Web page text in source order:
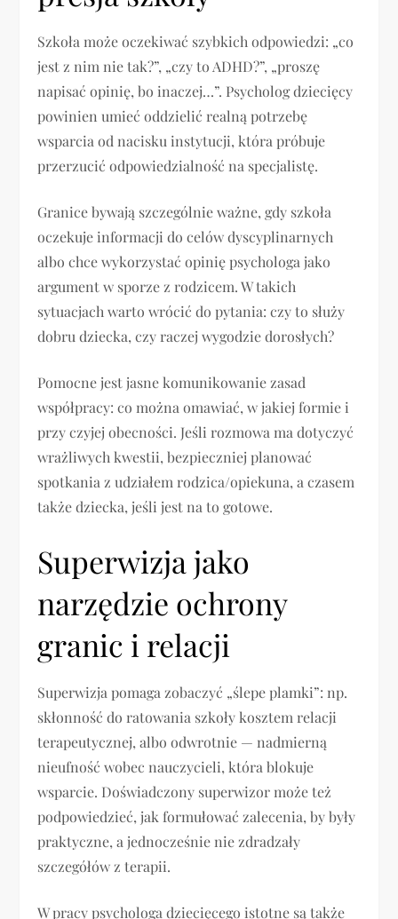
Szkoła może oczekiwać szybkich odpowiedzi: „co
jest z nim nie tak?”, „czy to ADHD?”, „proszę
napisać opinię, bo inaczej…”. Psycholog dziecięcy
powinien umieć oddzielić realną potrzebę
wsparcia od nacisku instytucji, która próbuje
przerzucić odpowiedzialność na specjalistę.
Granice bywają szczególnie ważne, gdy szkoła
oczekuje informacji do celów dyscyplinarnych
albo chce wykorzystać opinię psychologa jako
argument w sporze z rodzicem. W takich
sytuacjach warto wrócić do pytania: czy to służy
dobru dziecka, czy raczej wygodzie dorosłych?
Pomocne jest jasne komunikowanie zasad
współpracy: co można omawiać, w jakiej formie i
przy czyjej obecności. Jeśli rozmowa ma dotyczyć
wrażliwych kwestii, bezpieczniej planować
spotkania z udziałem rodzica/opiekuna, a czasem
także dziecka, jeśli jest na to gotowe.
Superwizja jako
narzędzie ochrony
granic i relacji
Superwizja pomaga zobaczyć „ślepe plamki”: np.
skłonność do ratowania szkoły kosztem relacji
terapeutycznej, albo odwrotnie — nadmierną
nieufność wobec nauczycieli, która blokuje
wsparcie. Doświadczony superwizor może też
podpowiedzieć, jak formułować zalecenia, by były
praktyczne, a jednocześnie nie zdradzały
szczegółów z terapii.
W pracy psychologa dziecięcego istotne są także